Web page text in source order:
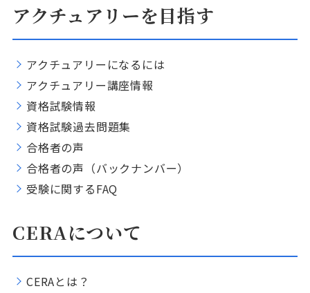
アクチュアリーを目指す
アクチュアリーになるには
アクチュアリー講座情報
資格試験情報
資格試験過去問題集
合格者の声
合格者の声（バックナンバー）
受験に関するFAQ
CERAについて
CERAとは？